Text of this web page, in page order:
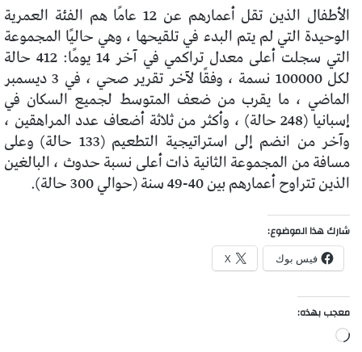
الأطفال الذين تقل أعمارهم عن 12 عامًا هم الفئة العمرية
الوحيدة التي لم يتم البدء في تلقيحها ، وهي حاليًا المجموعة
التي سجلت أعلى معدل تراكمي في آخر 14 يومًا: 412 حالة
لكل 100000 نسمة ، وفقًا لآخر تقرير صحي ، في 3 ديسمبر
الماضي ، ما يقرب من ضعف المتوسط ​​لجميع السكان في
إسبانيا (248 حالة) ، وأكثر من ثلاثة أضعاف عدد المراهقين ،
وآخر من انضم إلى استراتيجية التطعيم (133 حالة) وعلى
مسافة من المجموعة الثانية ذات أعلى نسبة حدوث ، البالغين
الذين تتراوح أعمارهم بين 40-49 سنة (حوالي 300 حالة).
شارك هذا الموضوع:
فيس بوك X
معجب بهذه:
جاري